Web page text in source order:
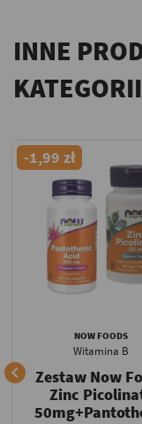
INNE
KATEGORII

-1,99 zł
NOW FOODS
Witamina B
Zestaw Now
Zinc